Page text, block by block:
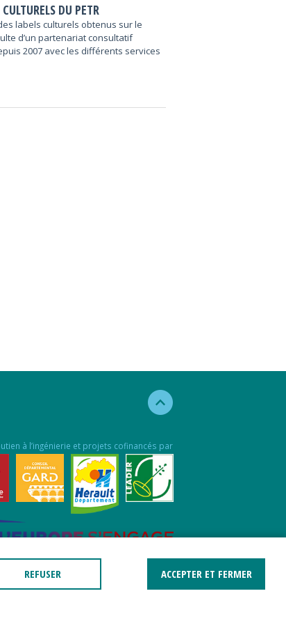
DU PETR
labels culturels obtenus sur le
d’un partenariat consultatif
2007 avec les différents services
à l’ingénierie et projets cofinancés par
REFUSER ACCEPTER ET FERMER